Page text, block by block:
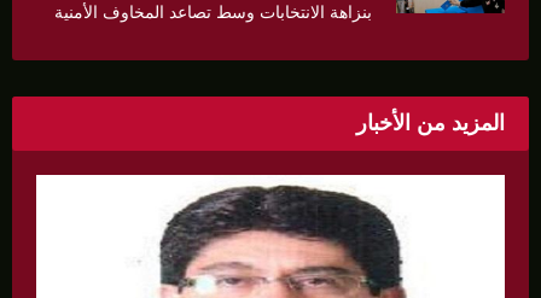
بنزاهة الانتخابات وسط تصاعد المخاوف الأمنية
المزيد من الأخبار